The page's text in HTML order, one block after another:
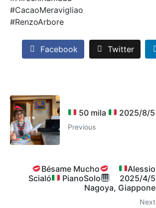
#CacaoMeravigliao
#RenzoArbore
Facebook Twitter
50 mila 2025/8/5
Previous
Bésame Mucho
Alessio
Scialó
PianoSolo
2025/4/5
Nagoya, Giappone
Next